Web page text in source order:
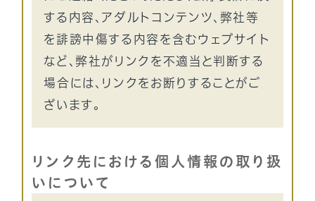
する内容、アダルトコンテンツ、弊社等
を誹謗中傷する内容を含むウェブサイト
など、弊社がリンクを不適当と判断する
場合には、リンクをお断りすることがご
ざいます。
リンク先における個人情報の取り扱
いについて